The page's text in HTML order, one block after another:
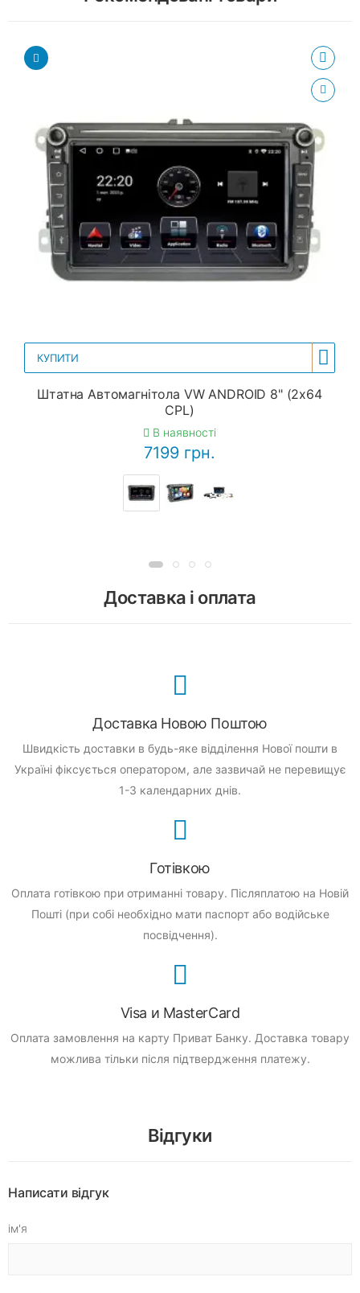
КУПИТИ
Штатна Автомагнітола VW ANDROID 8" (2x64
CPL)
В наявності
7199 грн.
Доставка і оплата
Доставка Новою Поштою
Швидкість доставки в будь-яке відділення Нової пошти в
Україні фіксується оператором, але зазвичай не перевищує
1-3 календарних днів.
Готівкою
Оплата готівкою при отриманні товару. Післяплатою на Новій
Пошті (при собі необхідно мати паспорт або водійське
посвідчення).
Visa и MasterCard
Оплата замовлення на карту Приват Банку. Доставка товару
можлива тільки після підтвердження платежу.
Відгуки
Написати відгук
ім'я